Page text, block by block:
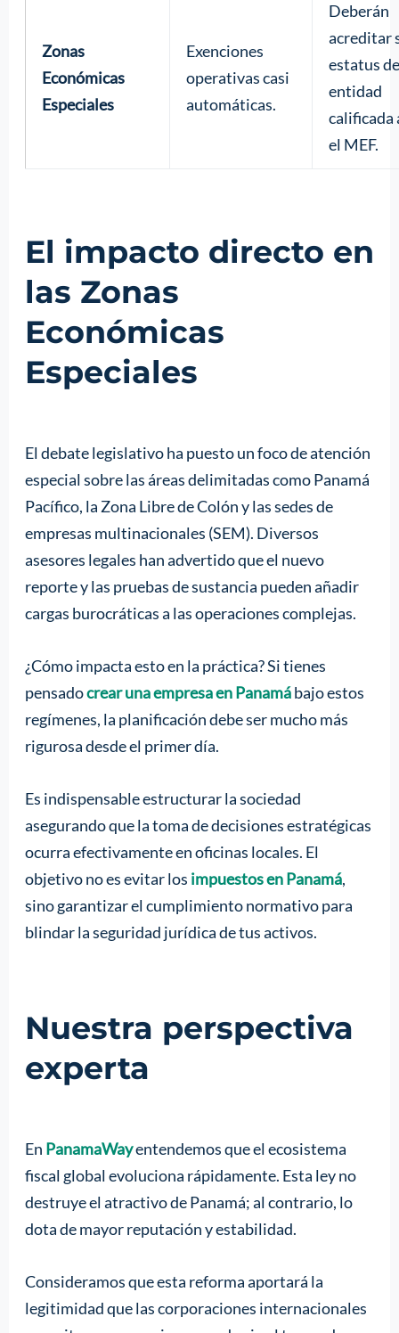
Zonas
Económicas
Especiales
Exenciones
operativas casi
automáticas.
Deberán
acreditar
estatus de
entidad
calificada
el MEF.
El impacto directo en
las Zonas
Económicas
Especiales
El debate legislativo ha puesto un foco de atención
especial sobre las áreas delimitadas como Panamá
Pacífico, la Zona Libre de Colón y las sedes de
empresas multinacionales (SEM). Diversos
asesores legales han advertido que el nuevo
reporte y las pruebas de sustancia pueden añadir
cargas burocráticas a las operaciones complejas.
¿Cómo impacta esto en la práctica? Si tienes
pensadocrear una empresa en Panamábajo estos
regímenes, la planificación debe ser mucho más
rigurosa desde el primer día.
Es indispensable estructurar la sociedad
asegurando que la toma de decisiones estratégicas
ocurra efectivamente en oficinas locales. El
objetivo no es evitar los impuestos en Panamá,
sino garantizar el cumplimiento normativo para
blindar la seguridad jurídica de tus activos.
Nuestra perspectiva
experta
En PanamaWayentendemos que el ecosistema
fiscal global evoluciona rápidamente. Esta ley no
destruye el atractivo de Panamá; al contrario, lo
dota de mayor reputación y estabilidad.
Consideramos que esta reforma aportará la
legitimidad que las corporaciones internacionales